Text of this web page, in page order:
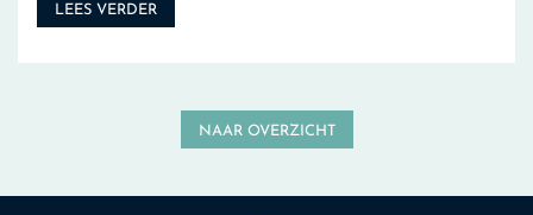
LEES VERDER
NAAR OVERZICHT